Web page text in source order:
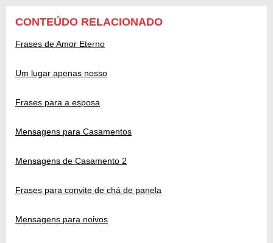
CONTEÚDO RELACIONADO
Frases de Amor Eterno
Um lugar apenas nosso
Frases para a esposa
Mensagens para Casamentos
Mensagens de Casamento 2
Frases para convite de chá de panela
Mensagens para noivos